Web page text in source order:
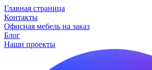
Главная страница
Контакты
Офисная мебель на заказ
Блог
Наши проекты